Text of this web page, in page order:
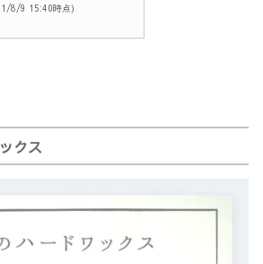
8/9 15:40時点)
クス